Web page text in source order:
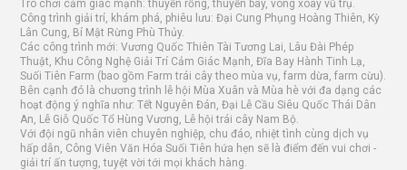
Trò chơi cảm giác mạnh: thuyền rồng, thuyền bay, vòng xoay vũ trụ.
Công trình giải trí, khám phá, phiêu lưu: Đại Cung Phụng Hoàng Thiên, Kỳ
Lân Cung, Bí Mật Rừng Phù Thủy.
Các công trình mới: Vương Quốc Thiên Tài Tương Lai, Lâu Đài Phép
Thuật, Khu Công Nghệ Giải Trí Cảm Giác Mạnh, Đĩa Bay Hành Tinh Lạ,
Suối Tiên Farm (bao gồm Farm trái cây theo mùa vụ, farm dừa, farm cừu).
Bên cạnh đó là chương trình lễ hội Mùa Xuân và Mùa hè với đa dạng các
hoạt động ý nghĩa như: Tết Nguyên Đán, Đại Lễ Cầu Siêu Quốc Thái Dân
An, Lễ Giỗ Quốc Tổ Hùng Vương, Lễ hội trái cây Nam Bộ.
Với đội ngũ nhân viên chuyên nghiệp, chu đáo, nhiệt tình cùng dịch vụ
hấp dẫn, Công Viên Văn Hóa Suối Tiên hứa hẹn sẽ là điểm đến vui chơi -
giải trí ấn tượng, tuyệt vời tới mọi khách hàng.